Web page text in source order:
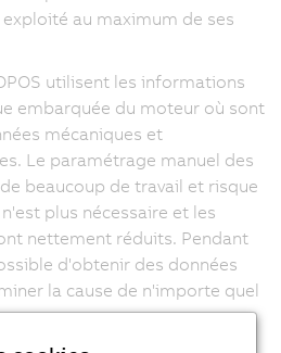
au maximum de ses
utilisent les informations
embarquée du moteur où sont
mécaniques et
Le paramétrage manuel des
beaucoup de travail et risque
plus nécessaire et les
nettement réduits. Pendant
d'obtenir des données
la cause de n'importe quel